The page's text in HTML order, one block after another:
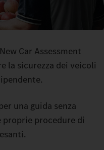
Car Assessment
la sicurezza dei veicoli
una guida senza
procedure di